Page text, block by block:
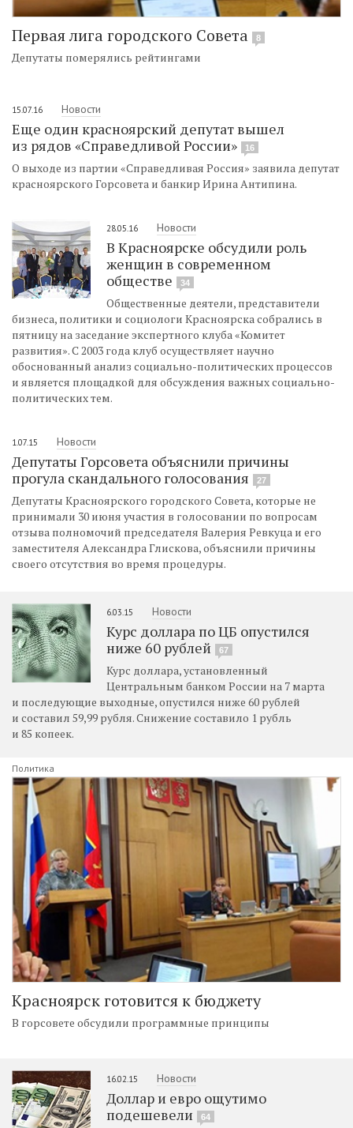
Первая лига городского Совета 8
Депутаты померялись рейтингами
15.07.16 Новости
Еще один красноярский депутат вышел
из рядов «Справедливой России»
16
О выходе из партии «Справедливая Россия» заявила депутат
красноярского Горсовета и банкир Ирина Антипина.
28.05.16 Новости
В Красноярске обсудили роль
женщин в современном
обществе
34
Общественные деятели, представители
бизнеса, политики и социологи Красноярска собрались в
пятницу на заседание экспертного клуба «Комитет
развития». С 2003 года клуб осуществляет научно
обоснованный анализ социально-политических процессов
и является площадкой для обсуждения важных социально-
политических тем.
1.07.15 Новости
Депутаты Горсовета объяснили причины
прогула скандального голосования
27
Депутаты Красноярского городского Совета, которые не
принимали 30 июня участия в голосовании по вопросам
отзыва полномочий председателя Валерия Ревкуца и его
заместителя Александра Глискова, объяснили причины
своего отсутствия во время процедуры.
6.03.15 Новости
Курс доллара по ЦБ опустился
ниже 60 рублей
67
Курс доллара, установленный
Центральным банком России на 7 марта
и последующие выходные, опустился ниже 60 рублей
и составил 59,99 рубля. Снижение составило 1 рубль
и 85 копеек.
Политика
Красноярск готовится к бюджету
В горсовете обсудили программные принципы
16.02.15 Новости
Доллар и евро ощутимо
подешевели
64